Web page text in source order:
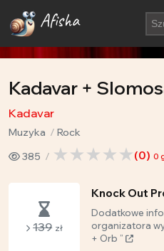
Afisha
Kadavar +
Kadavar
Muzyka
Rock
385
(0) 0
139 zł
Knock Out
Dodatkowe
organizatora
+ Orb ”